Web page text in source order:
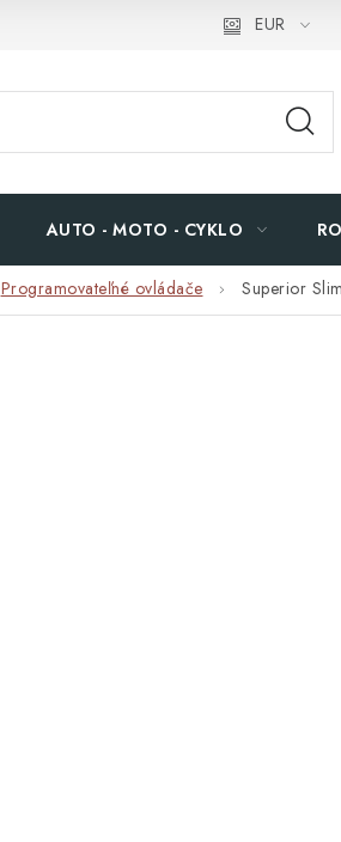
EUR
AUTO - MOTO - CYKLO
Programovateľné ovládače
Superior